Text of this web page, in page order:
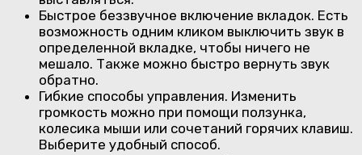
Быстрое беззвучное включение вкладок. Есть
возможность одним кликом выключить звук в
определенной вкладке, чтобы ничего не
мешало. Также можно быстро вернуть звук
обратно.
Гибкие способы управления. Изменить
громкость можно при помощи ползунка,
колесика мыши или сочетаний горячих клавиш.
Выберите удобный способ.